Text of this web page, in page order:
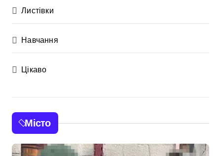
Листівки
Навчання
Цікаво
Місто